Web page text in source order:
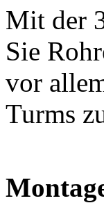
Mit der
Sie
vor
Turms